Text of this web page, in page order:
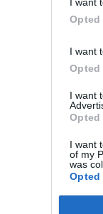
Opted
I want
Opted
I want
Opted
I want
of my
was
Opted
som hatas
Sundevall